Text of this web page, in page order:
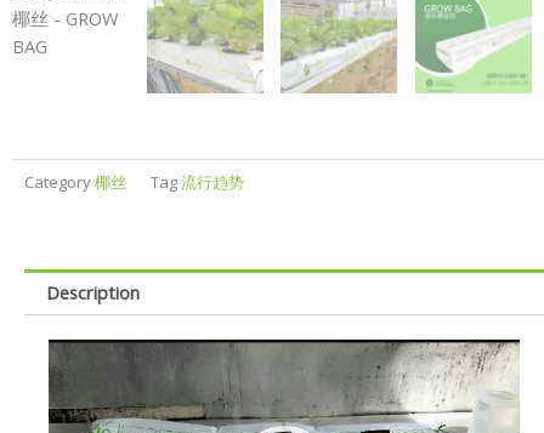
Category椰丝 Tag流行趋势
Description
Video
Player